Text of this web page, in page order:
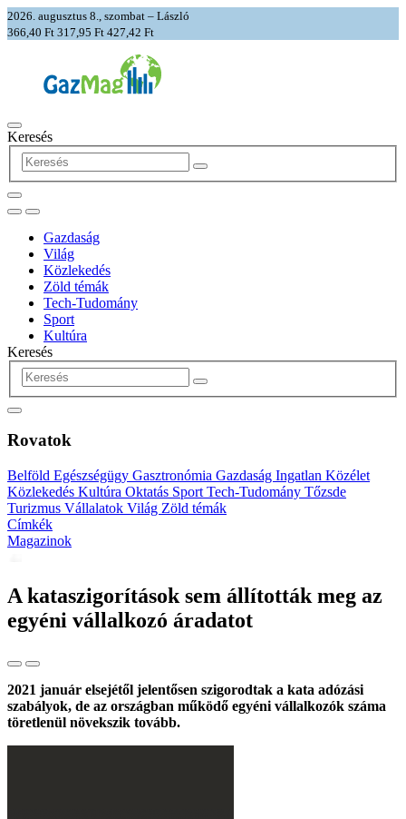
2026. augusztus 8., szombat – László
366,40 Ft 317,95 Ft 427,42 Ft
Keresés
Gazdaság
Világ
Közlekedés
Zöld témák
Tech-Tudomány
Sport
Kultúra
Keresés
Rovatok
Belföld Egészségügy Gasztronómia Gazdaság Ingatlan Közélet
Közlekedés Kultúra Oktatás Sport Tech-Tudomány Tőzsde
Turizmus Vállalatok Világ Zöld témák
Címkék
Magazinok
A kataszigorítások sem állították meg az
egyéni vállalkozó áradatot
2021 január elsejétől jelentősen szigorodtak a kata adózási
szabályok, de az országban működő egyéni vállalkozók száma
töretlenül növekszik tovább.